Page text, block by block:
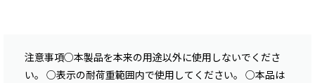
注意事項○本製品を本来の用途以外に使用しないでくださ
い。 ○表示の耐荷重範囲内で使用してください。 ○本品は